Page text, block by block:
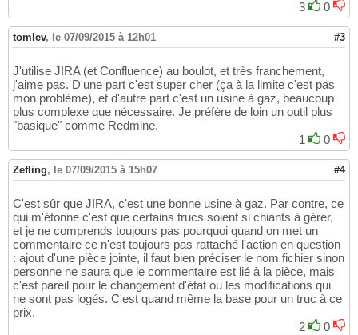
3
0
tomlev, le 07/09/2015 à 12h01 #3
J'utilise JIRA (et Confluence) au boulot, et très franchement,
j'aime pas. D'une part c'est super cher (ça à la limite c'est pas
mon problème), et d'autre part c'est un usine à gaz, beaucoup
plus complexe que nécessaire. Je préfère de loin un outil plus
"basique" comme Redmine.
1
0
Zefling, le 07/09/2015 à 15h07 #4
C'est sûr que JIRA, c'est une bonne usine à gaz. Par contre, ce
qui m'étonne c'est que certains trucs soient si chiants à gérer,
et je ne comprends toujours pas pourquoi quand on met un
commentaire ce n'est toujours pas rattaché l'action en question
: ajout d'une pièce jointe, il faut bien préciser le nom fichier sinon
personne ne saura que le commentaire est lié à la pièce, mais
c'est pareil pour le changement d'état ou les modifications qui
ne sont pas logés. C'est quand même la base pour un truc à ce
prix.
2
0